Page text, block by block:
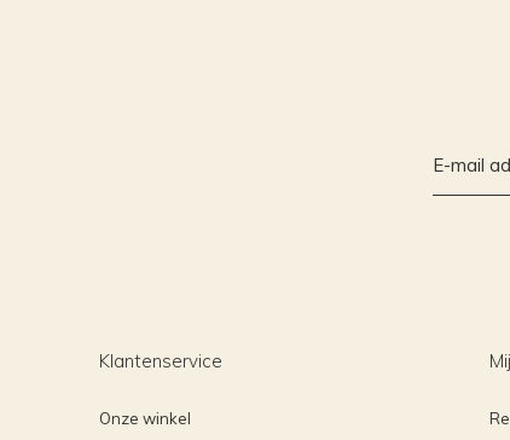
Klantenservice
Onze winkel